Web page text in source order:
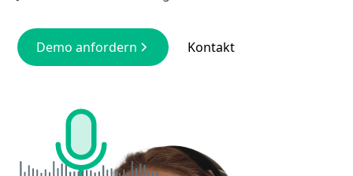
Demo anfordern Kontakt